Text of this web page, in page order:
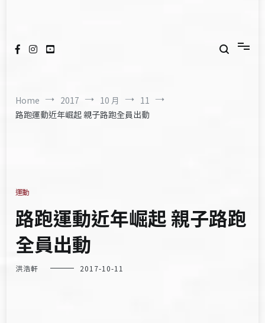
Home 2017 10 月
11
路跑運動近年崛起 親子路跑全員出動
運動
路跑運動近年崛起 親子路跑
全員出動
洪浩軒 2017-10-11